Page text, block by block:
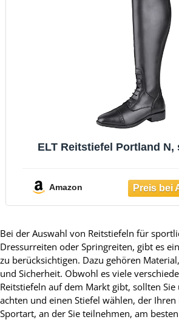
ELT Reitstiefel Portland N,
Amazon
Bei der Auswahl von Reitstiefeln für
Dressurreiten oder Springreiten, gibt es
zu berücksichtigen. Dazu gehören
und Sicherheit. Obwohl es viele
Reitstiefeln auf dem Markt gibt, sollten
achten und einen Stiefel wählen, der
Sportart, an der Sie teilnehmen, am